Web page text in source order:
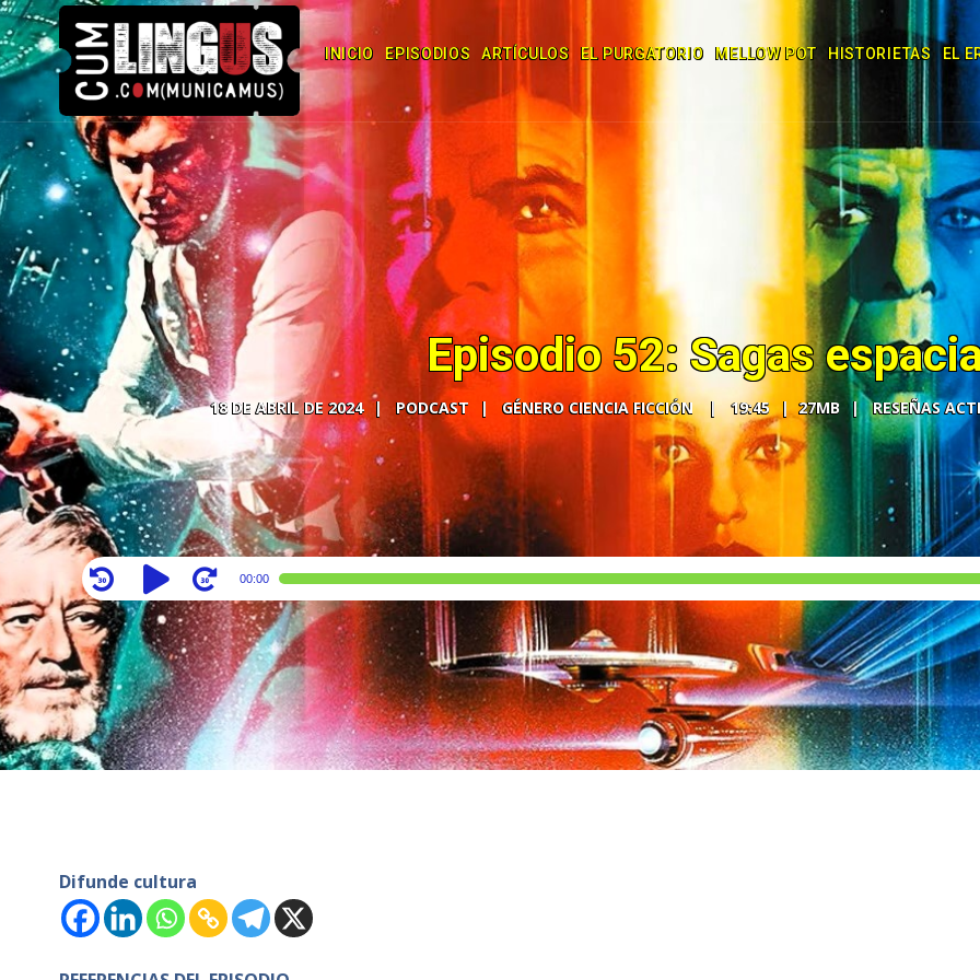
INICIO EPISODIOS ARTÍCULOS EL PURGATORIO MELLOW POT HISTORIETAS EL
Episodio 52: Sagas
18 DE ABRIL DE 2024 PODCAST GÉNERO CIENCIA FICCIÓN 19:45 27MB
Audio
Player
00:00
Difunde cultura